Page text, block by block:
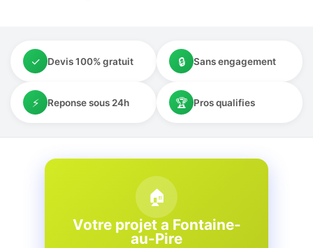
✓ Devis 100% gratuit 🔒 Sans engagement
⚡ Reponse sous 24h 🏆 Pros qualifies
🏠
Votre projet a Fontaine-
au-Pire